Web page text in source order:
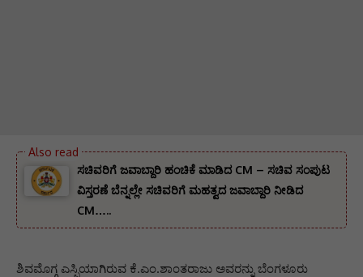
ಸಚಿವರಿಗೆ ಜವಾಬ್ದಾರಿ ಹಂಚಿಕೆ ಮಾಡಿದ CM – ಸಚಿವ ಸಂಪುಟ
ವಿಸ್ತರಣೆ ಬೆನ್ನಲ್ಲೇ ಸಚಿವರಿಗೆ ಮಹತ್ವದ ಜವಾಬ್ದಾರಿ ನೀಡಿದ
CM…..
ಶಿವಮೊಗ್ಗ ಎಸ್ಪಿಯಾಗಿರುವ ಕೆ.ಎಂ.ಶಾಂತರಾಜು ಅವರನ್ನು ಬೆಂಗಳೂರು